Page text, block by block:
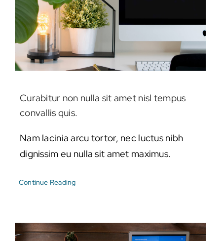
Curabitur non nulla sit amet nisl tempus
convallis quis.
Nam lacinia arcu tortor, nec luctus nibh
dignissim eu nulla sit amet maximus.
Continue Reading